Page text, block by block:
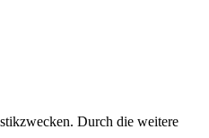
Durch die weitere